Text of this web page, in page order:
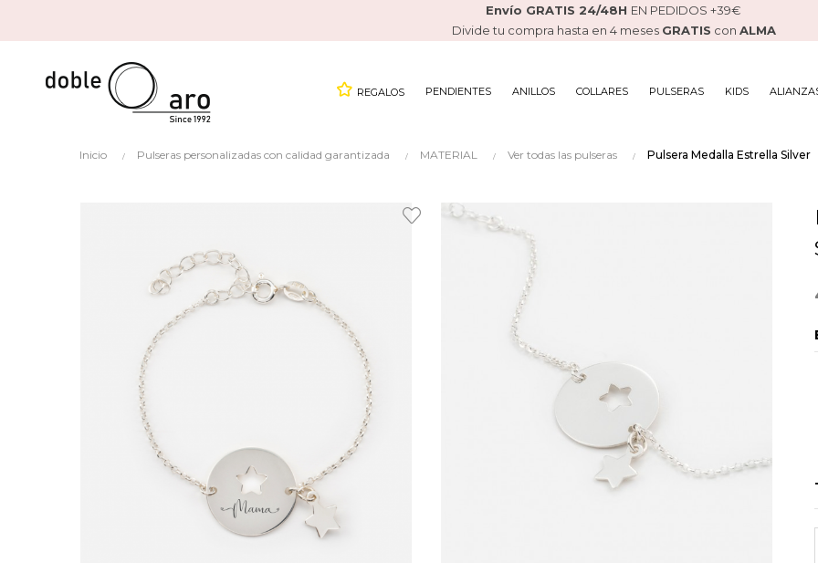
Envío GRATIS 24/48H EN PEDIDOS +39€
Divide tu compra hasta en 4 meses GRATIS con ALMA
REGALOS PENDIENTES ANILLOS COLLARES PULSERAS KIDS
Inicio Pulseras personalizadas con calidad garantizada MATERIAL Ver todas las pulseras Pulsera Medalla Estrella Silver